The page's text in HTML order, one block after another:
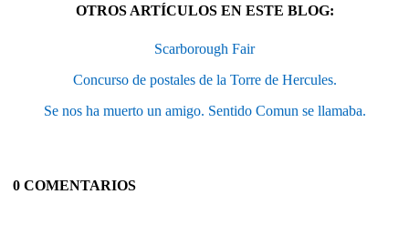
OTROS ARTÍCULOS EN ESTE BLOG:
Scarborough Fair
Concurso de postales de la Torre de Hercules.
Se nos ha muerto un amigo. Sentido Comun se llamaba.
0 COMENTARIOS